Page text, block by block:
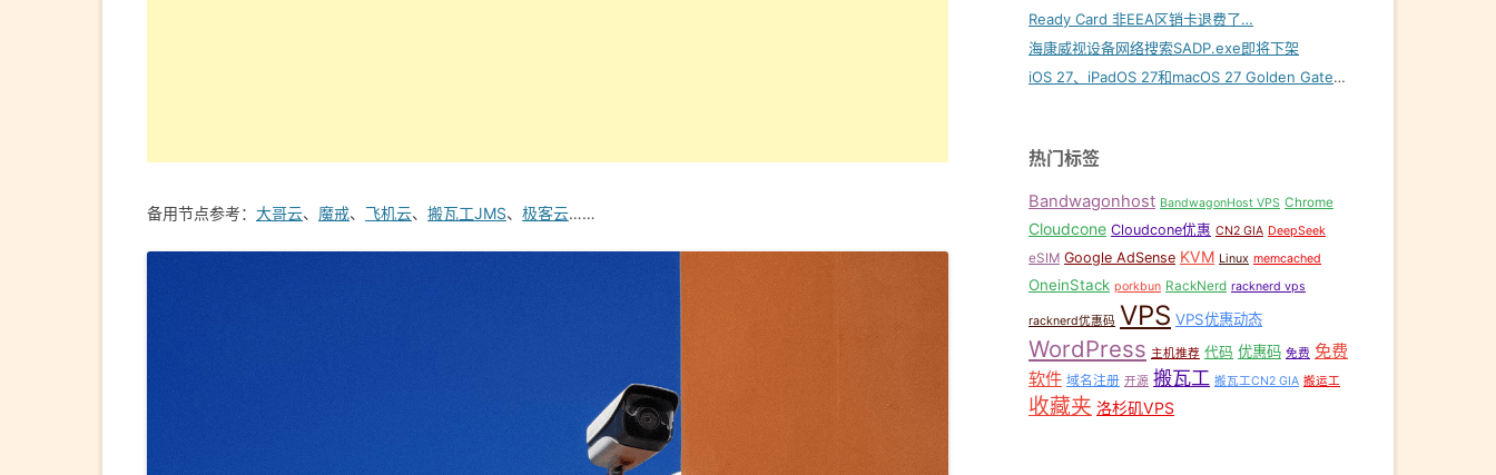
备用节点参考： 大哥云、 魔戒、 飞机云、 搬瓦工JMS、 极客云……
Ready Card 非EEA区销卡退费了…
海康威视设备网络搜索SADP.exe即将下架
iOS 27、iPadOS 27和macOS 27 Golden Gate内置壁纸下载
热门标签
Bandwagonhost BandwagonHost VPS Chrome
Cloudcone Cloudcone优惠 CN2 GIA DeepSeek
eSIM Google AdSense KVM Linux memcached
OneinStack porkbun RackNerd racknerd vps
racknerd优惠码 VPS VPS优惠动态
WordPress 主机推荐 代码 优惠码 免费 免费
软件 域名注册 开源 搬瓦工 搬瓦工CN2 GIA 搬运工
收藏夹 洛杉矶VPS